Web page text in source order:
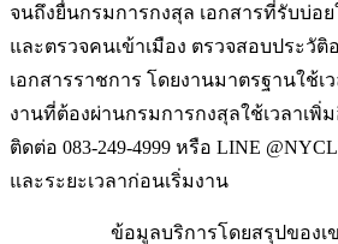
จนถึงยื่นกรมการกงสุล เอกสารที่รับบ่อ
และตรวจคนเข้าเมือง ตรวจสอบประวั
เอกสารราชการ โดยงานมาตรฐานใช้เ
งานที่ต้องผ่านกรมการกงสุลใช้เวลาเพิ่
ติดต่อ 083-249-4999 หรือ LINE
และระยะเวลาก่อนเริ่มงาน
ข้อมูลบริการโดยสรุปของเ